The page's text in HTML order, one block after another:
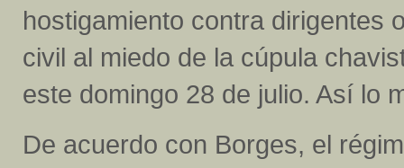
hostigamiento contra dirigentes
civil al miedo de la cúpula
este domingo 28 de julio. Así lo
De acuerdo con Borges, el